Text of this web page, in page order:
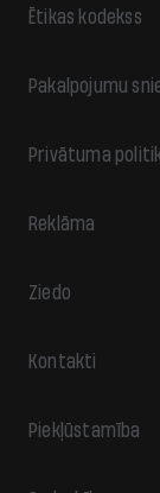
Ētikas kodekss
Pakalpojumu
Privātuma
Reklāma
Ziedo
Kontakti
Piekļūstamība